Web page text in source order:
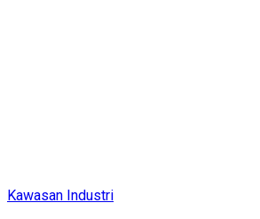
Kawasan Industri